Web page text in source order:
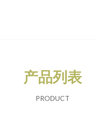
产品列表
PRODUCT